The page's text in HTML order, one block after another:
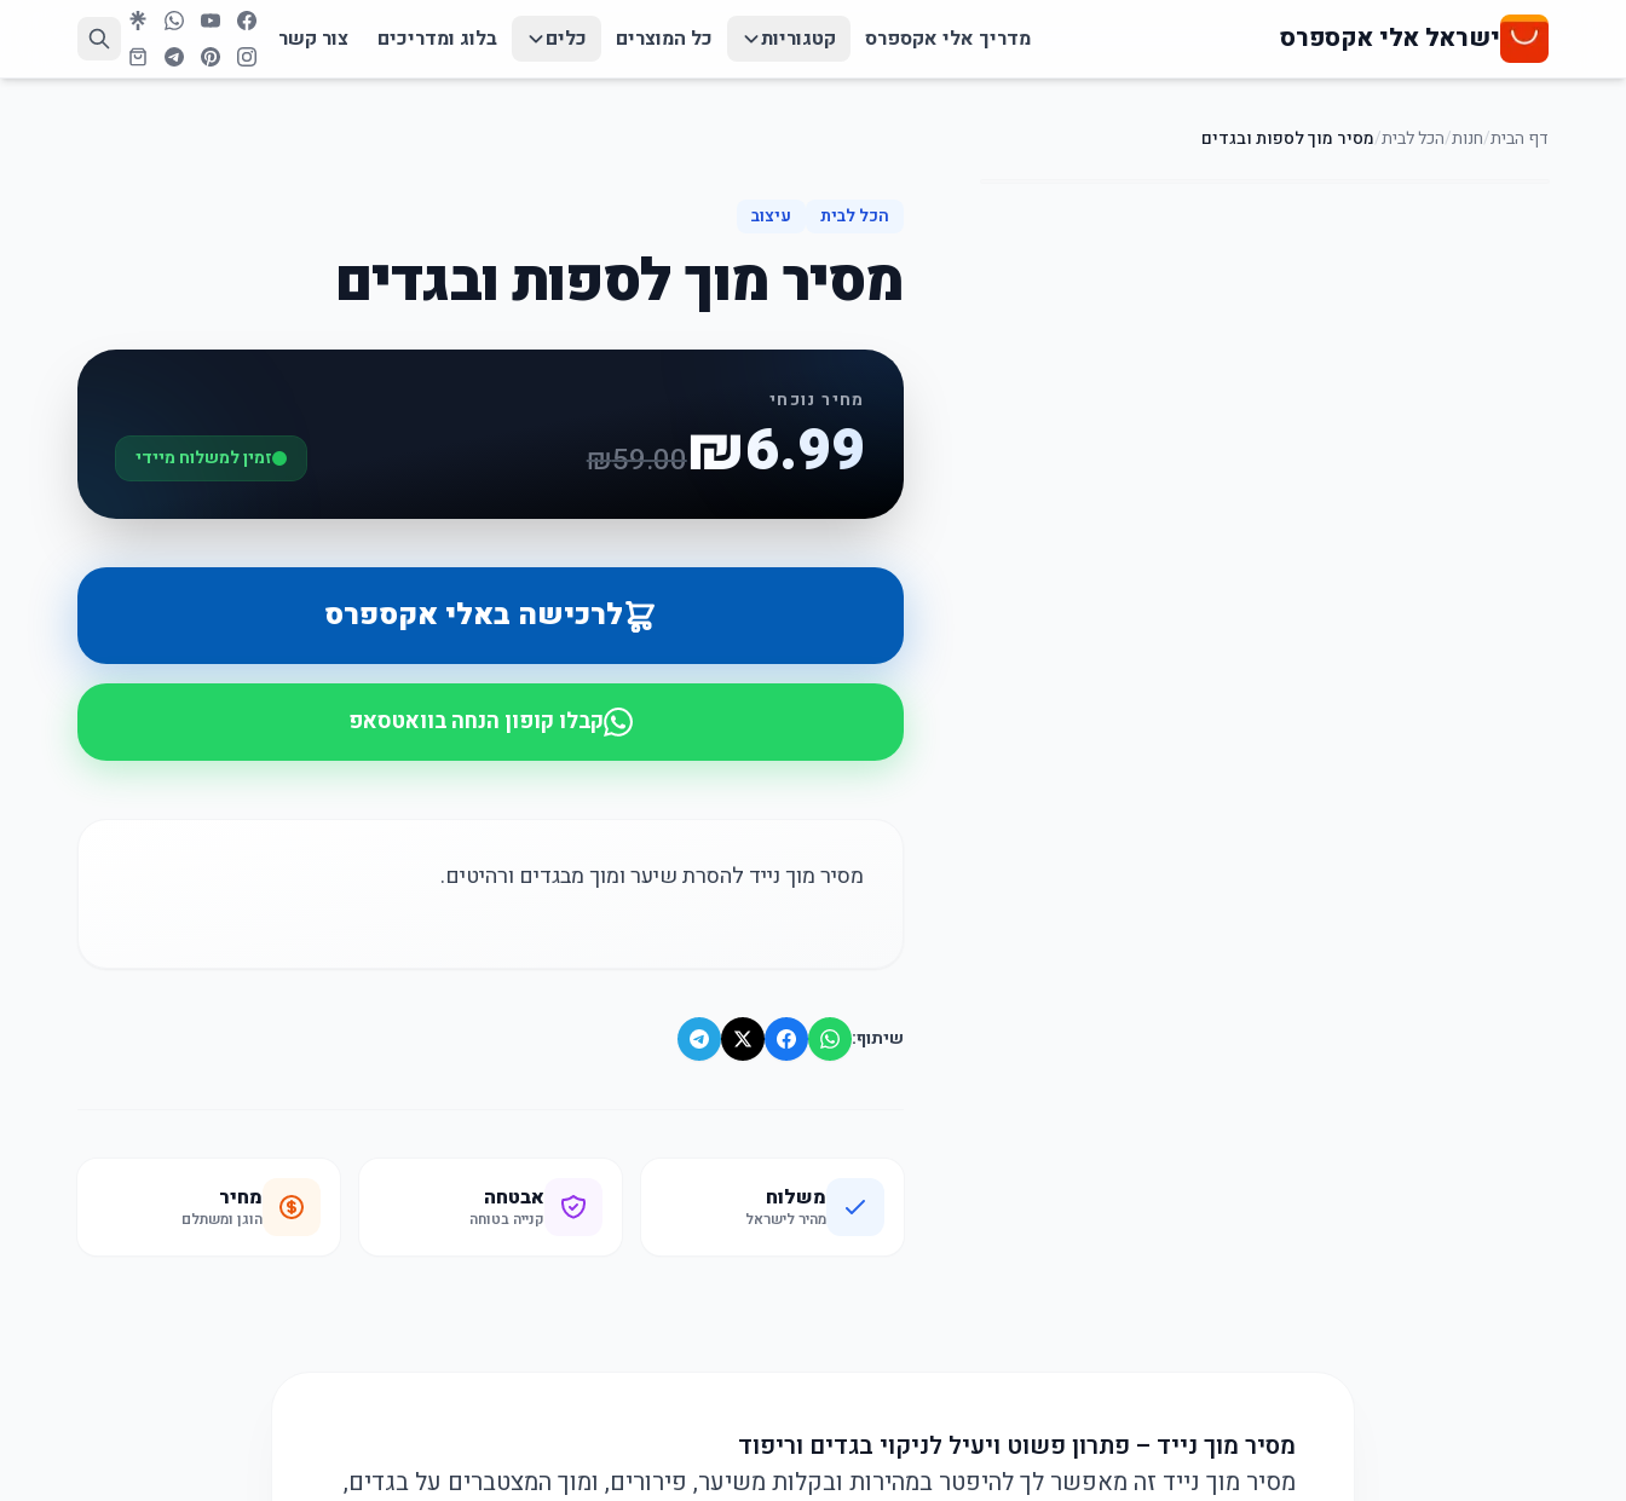
ישראל אלי אקספרס מדריך אלי אקספרס קטגוריות כל המוצרים כלים בלוג ומדריכים צור קשר
דף הבית/חנות/הכל לבית/מסיר מוך לספות ובגדים
הכל לבית עיצוב
מסיר מוך לספות ובגדים
מחיר נוכחי
₪6.99
₪59.00 זמין למשלוח מיידי
לרכישה באלי אקספרס
קבלו קופון הנחה בוואטסאפ
מסיר מוך נייד להסרת שיער ומוך מבגדים ורהיטים.
שיתוף:
משלוח
מהיר לישראל
אבטחה
קנייה בטוחה
מחיר
הוגן ומשתלם
מסיר מוך נייד – פתרון פשוט ויעיל לניקוי בגדים וריפוד
מסיר מוך נייד זה מאפשר לך להיפטר במהירות ובקלות משיער, פירורים, ומוך המצטברים על בגדים,